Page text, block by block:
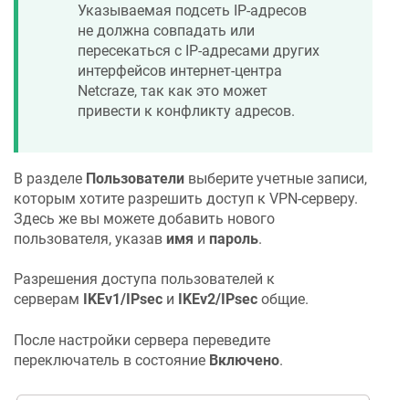
Указываемая подсеть IP-адресов
не должна совпадать или
пересекаться с IP-адресами других
интерфейсов интернет-центра
Netcraze, так как это может
привести к конфликту адресов.
В разделе Пользователи выберите учетные записи,
которым хотите разрешить доступ к VPN-серверу.
Здесь же вы можете добавить нового
пользователя, указав имя и пароль.
Разрешения доступа пользователей к
серверам
IKEv1/IPsec и IKEv2/IPsec общие.
После настройки сервера переведите
переключатель в состояние Включено.